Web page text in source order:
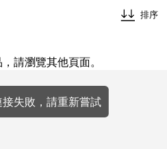
排序
請瀏覽其他頁面。
失敗，請重新嘗試